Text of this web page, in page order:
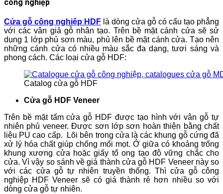
công nghiệp
Cửa gỗ công nghiệp HDF là dòng cửa gỗ có cấu tạo phẳng
với các vân giả gỗ nhân tạo. Trên bề mặt cánh cửa sẽ sử
dụng 1 lớp phủ sơn màu, phủ lên bề mặt cánh cửa. Tạo nên
những cánh cửa có nhiều màu sắc đa dạng, tươi sáng và
phong cách. Các loại cửa gỗ HDF:
Catalog cửa gỗ HDF
Cửa gỗ HDF Veneer
Trên bề mặt tấm cửa gỗ HDF được tạo hình với vân gỗ tự
nhiên phủ veneer. Được sơn lớp sơn hoàn thiện bằng chất
liệu PU cao cấp. Lõi bên trong cửa là các khung gỗ cứng đã
xử lý hóa chất giúp chống mối mọt. Ở giữa có khoảng trống
khung xương cửa hoặc giấy tổ ong tạo độ vững chắc cho
cửa. Vì vậy so sánh về giá thành cửa gỗ HDF Veneer này so
với các cửa gỗ tự nhiên truyền thống. Thì cửa gỗ công
nghiệp HDF Veneer sẽ có giá thành rẻ hơn nhiều so với
dòng cửa gỗ tự nhiên.